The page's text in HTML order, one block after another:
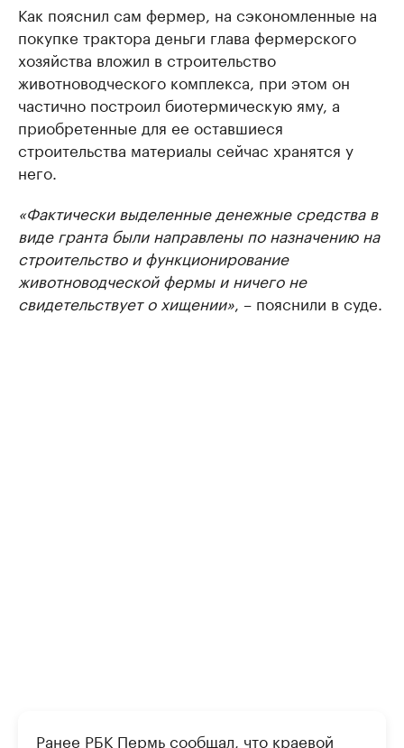
Как пояснил сам фермер, на сэкономленные на
покупке трактора деньги глава фермерского
хозяйства вложил в строительство
животноводческого комплекса, при этом он
частично построил биотермическую яму, а
приобретенные для ее оставшиеся
строительства материалы сейчас хранятся у
него.
«Фактически выделенные денежные средства в
виде гранта были направлены по назначению на
строительство и функционирование
животноводческой фермы и ничего не
свидетельствует о хищении» , – пояснили в суде.
Ранее РБК Пермь сообщал, что краевой